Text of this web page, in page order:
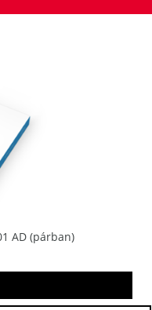
AD (párban)